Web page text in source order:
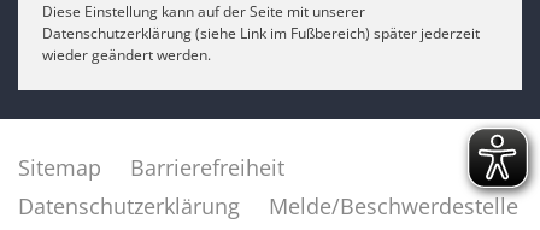
Diese Einstellung kann auf der Seite mit unserer
Datenschutzerklärung (siehe Link im Fußbereich) später jederzeit
wieder geändert werden.
Sitemap
Barrierefreiheit
Datenschutzerklärung
Melde/Beschwerdestelle